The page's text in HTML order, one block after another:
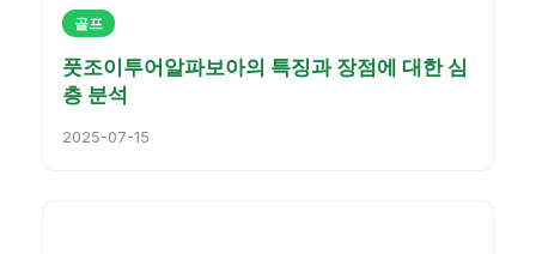
골프
풋조이투어알파보아의 특징과 장점에 대한 심
층 분석
2025-07-15